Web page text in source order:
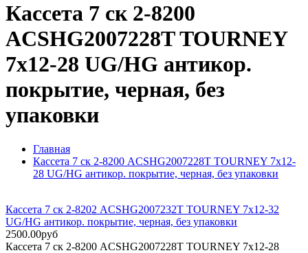
Кассета 7 ск 2-8200
ACSHG2007228T TOURNEY
7х12-28 UG/HG антикор.
покрытие, черная, без
упаковки
Главная
Кассета 7 ск 2-8200 ACSHG2007228T TOURNEY 7х12-
28 UG/HG антикор. покрытие, черная, без упаковки
Кассета 7 ск 2-8202 ACSHG2007232T TOURNEY 7х12-32
UG/HG антикор. покрытие, черная, без упаковки
2500.00руб
Кассета 7 ск 2-8200 ACSHG2007228T TOURNEY 7х12-28